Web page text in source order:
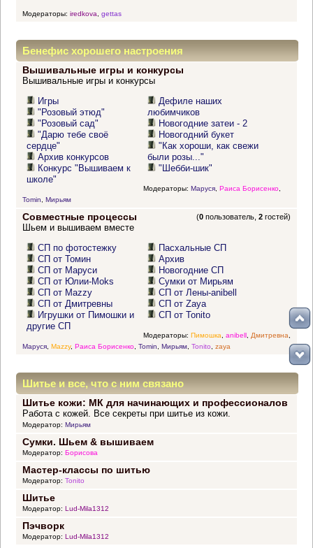
Модераторы: iredkova gettas
Бенефис хорошего настроения
Вышивальные игры и конкурсы
Вышивальные игры и конкурсы
Игры
"Розовый этюд"
"Розовый сад"
"Дарю тебе своё
сердце"
Архив конкурсов
Конкурс "Вышиваем к
школе"
Дефиле наших
любимчиков
Новогодние затеи - 2
Новогодний букет
"Как хороши, как свежи
были розы..."
"Шебби-шик"
Модераторы: Маруся, Раиса Борисенко,
Tomin
Мирьям
Совместные процессы (0 пользователь,2 гостей)
Шьем и вышиваем вместе
СП по фотостежку
СП от Томин
СП от Маруси
СП от Юлии-Moks
СП от Mazzy
СП от Дмитревны
Игрушки от Пимошки и
другие СП
Пасхальные СП
Архив
Новогодние СП
Сумки от Мирьям
СП от Лены-anibell
СП от Zaya
СП от Tonito
Модераторы: Пимошка anibell, Дмитревна
Маруся, Mazzy, Раиса Борисенко, Tomin Мирьям, Tonito zaya
Шитье и все, что с ним связано
Шитье кожи: МК для начинающих и профессионалов
Работа с кожей. Все секреты при шитье из кожи.
Модератор: Мирьям
Сумки. Шьем & вышиваем
Модератор: Борисова
Мастер-классы по шитью
Модератор: Tonito
Шитье
Модератор: Lud-Mila1312
Пэчворк
Модератор: Lud-Mila1312